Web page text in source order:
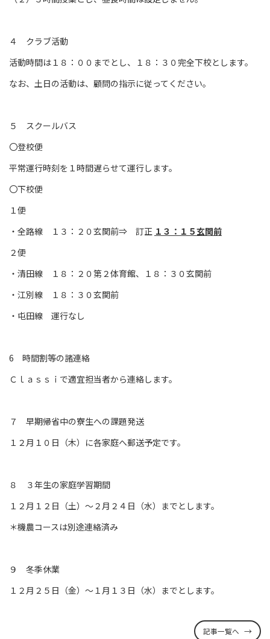
４ クラブ活動
活動時間は１８：００までとし、１８：３０完全下校とします。
なお、土日の活動は、顧問の指示に従ってください。
５ スクールバス
〇登校便
平常運行時刻を１時間遅らせて運行します。
〇下校便
１便
・全路線 １３：２０玄関前⇒ 訂正 １３：１５玄関前
２便
・清田線 １８：２０第２体育館、１８：３０玄関前
・江別線 １８：３０玄関前
・屯田線 運行なし
6 時間割等の諸連絡
Ｃｌａｓｓｉで適宜担当者から連絡します。
７ 早期帰省中の寮生への課題発送
１２月１０日（木）に各家庭へ郵送予定です。
８ ３年生の家庭学習期間
１２月１２日（土）～２月２４日（水）までとします。
＊機農コースは別途連絡済み
９ 冬季休業
１２月２５日（金）～１月１３日（水）までとします。
記事一覧へ